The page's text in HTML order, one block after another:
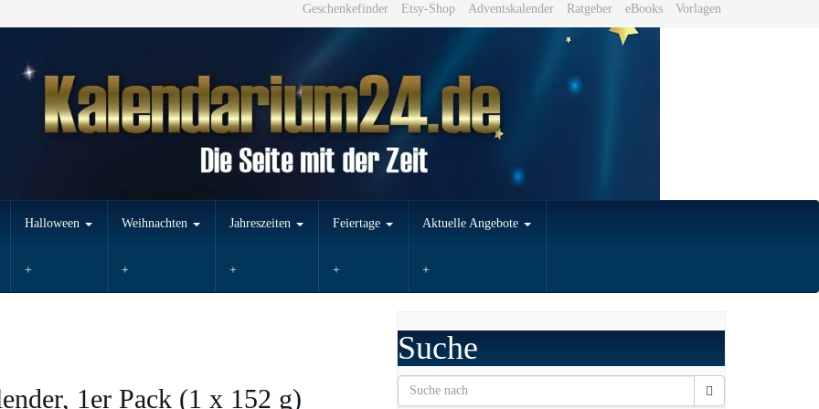
Geschenkefinder Etsy-Shop Adventskalender Ratgeber eBooks Vorlagen
Halloween Weihnachten Jahreszeiten Feiertage Aktuelle Angebote
1er Pack (1 x 152 g)
Suche